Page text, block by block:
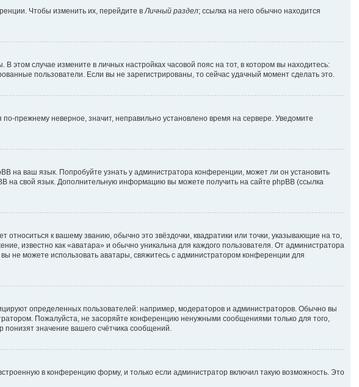
Чтобы изменить их, перейдите вЛичный раздел; ссылка на него обычно находится
этом случае измените в личных настройках часовой пояс на тот, в котором вы находитесь:
пользователи. Если вы не зарегистрированы, то сейчас удачный момент сделать это.
прежнему неверное, значит, неправильно установлено время на сервере. Уведомите
на ваш язык. Попробуйте узнать у администратора конференции, может ли он установить
на свой язык. Дополнительную информацию вы можете получить на сайте phpBB (ссылка
к вашему званию, обычно это звёздочки, квадратики или точки, указывающие на то,
известно как «аватара» и обычно уникальна для каждого пользователя. От администратора
не можете использовать аватары, свяжитесь с администратором конференции для
определенных пользователей: например, модераторов и администраторов. Обычно вы
Пожалуйста, не засоряйте конференцию ненужными сообщениями только для того,
значение вашего счётчика сообщений.
в конференцию форму, и только если администратор включил такую возможность. Это